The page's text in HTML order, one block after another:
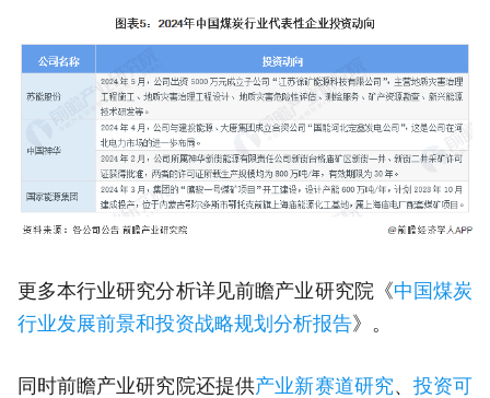
更多本行业研究分析详见前瞻产业研究院《中国煤炭
行业发展前景和投资战略规划分析报告》。
同时前瞻产业研究院还提供产业新赛道研究、投资可